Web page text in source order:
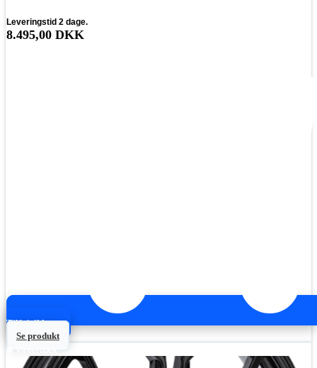
Leveringstid 2 dage.
8.495,00 DKK
Tilføj til kurv
Se produkt
❄ Vinterdæk